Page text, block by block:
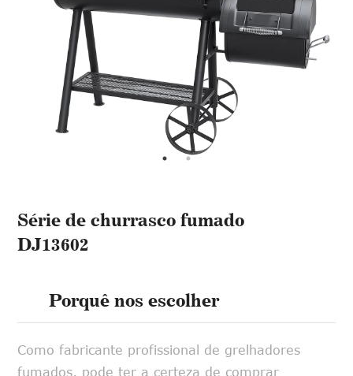
Série de churrasco fumado
DJ13602
Porquê nos escolher
Como fabricante profissional de grelhadores
fumados, pode ter a certeza de comprar